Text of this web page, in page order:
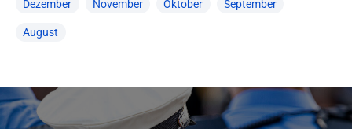
Dezember November Oktober September
August